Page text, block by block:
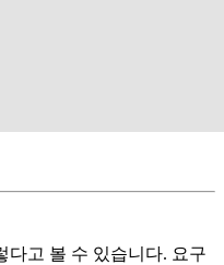
다고 볼 수 있습니다. 요구